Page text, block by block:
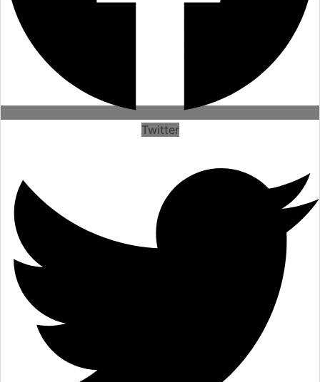
Twitter